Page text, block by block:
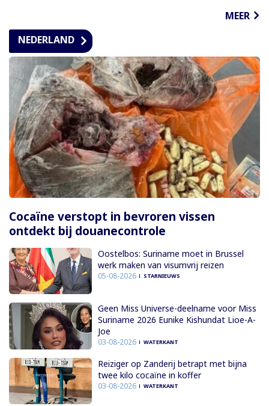
MEER
NEDERLAND
Cocaïne verstopt in bevroren vissen
ontdekt bij douanecontrole
Oostelbos: Suriname moet in Brussel
werk maken van visumvrij reizen
05-08-2026 STARNIEUWS
Geen Miss Universe-deelname voor Miss
Suriname 2026 Eunike Kishundat Lioe-A-
Joe
03-08-2026 WATERKANT
Reiziger op Zanderij betrapt met bijna
twee kilo cocaïne in koffer
03-08-2026 WATERKANT